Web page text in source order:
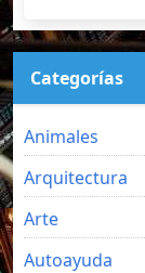
Categorías
Animales
Arquitectura
Arte
Autoayuda